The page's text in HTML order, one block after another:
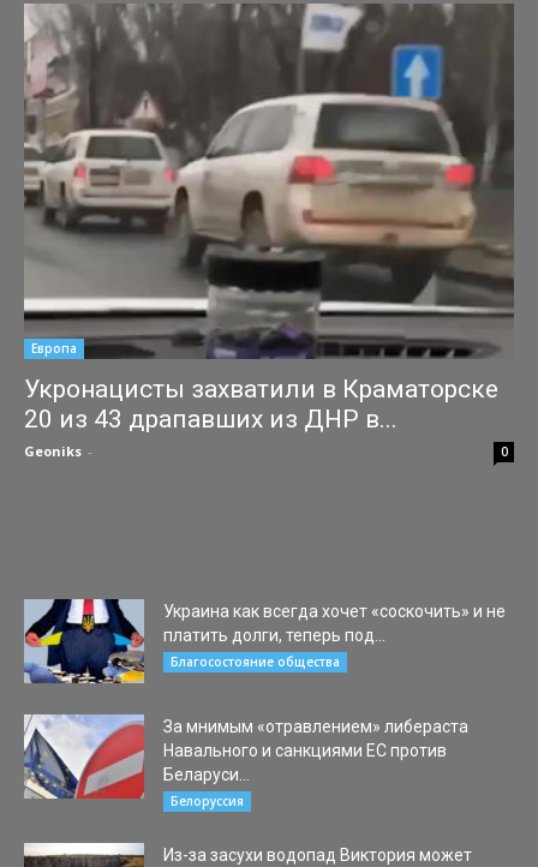
Европа
Укронацисты захватили в Краматорске
20 из 43 драпавших из ДНР в...
Geoniks - 0
Украина как всегда хочет «соскочить» и не
платить долги, теперь под...
Благосостояние общества
За мнимым «отравлением» либераста
Навального и санкциями ЕС против
Беларуси...
Белоруссия
Из-за засухи водопад Виктория может